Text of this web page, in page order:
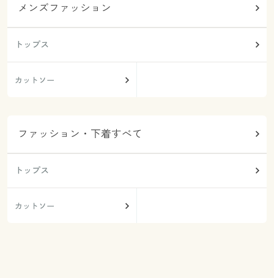
メンズファッション
トップス
カットソー
ファッション・下着すべて
トップス
カットソー